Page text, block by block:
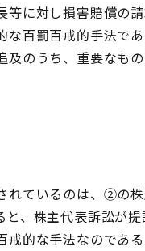
に対し損害賠償の
百罰百戒的手法であ
のうち、重要なも
れているのは、②の
、株主代表訴訟が
的な手法なのである